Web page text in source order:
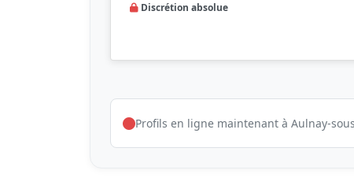
Discrétion absolue
Profils en ligne maintenant à Aulnay-